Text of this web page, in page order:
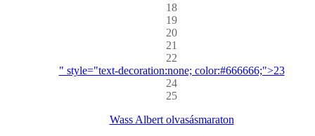
18
19
20
21
22
" style="text-decoration:none; color:#666666;">23
24
25
Wass Albert olvasásmaraton